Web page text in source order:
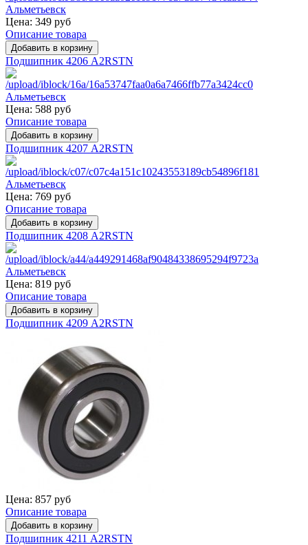
Цена: 349 руб
Описание товара
Подшипник 4206 A2RSTN
Цена: 588 руб
Описание товара
Подшипник 4207 A2RSTN
Цена: 769 руб
Описание товара
Подшипник 4208 A2RSTN
Цена: 819 руб
Описание товара
Подшипник 4209 A2RSTN
Цена: 857 руб
Описание товара
Подшипник 4211 A2RSTN